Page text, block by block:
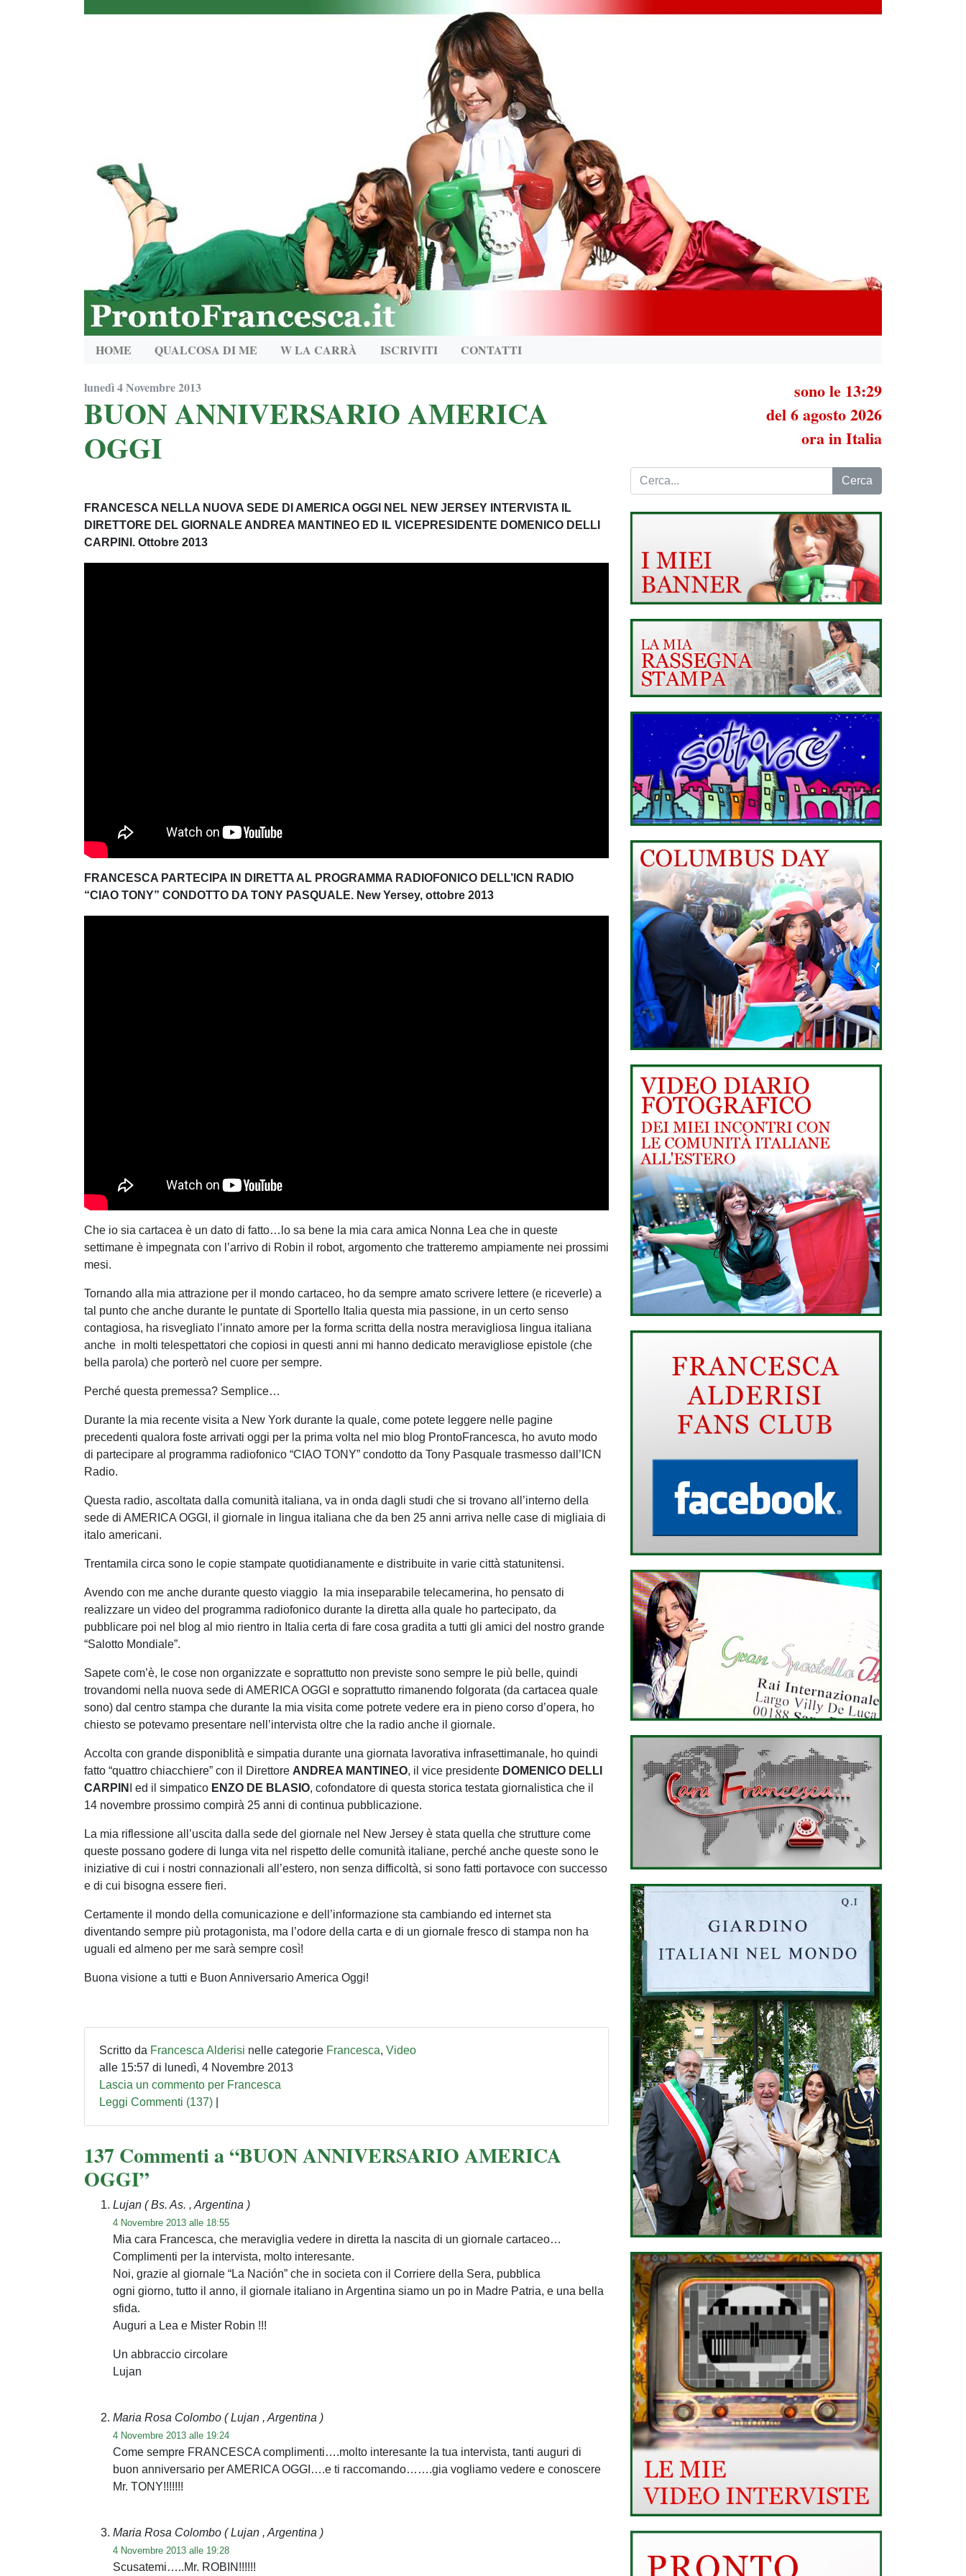
HOME QUALCOSA DI ME W LA CARRÀ ISCRIVITI CONTATTI
lunedì 4 Novembre 2013
BUON ANNIVERSARIO AMERICA
OGGI
FRANCESCA NELLA NUOVA SEDE DI AMERICA OGGI NEL NEW JERSEY INTERVISTA IL
DIRETTORE DEL GIORNALE ANDREA MANTINEO ED IL VICEPRESIDENTE DOMENICO DELLI
CARPINI . Ottobre 2013
FRANCESCA PARTECIPA IN DIRETTA AL PROGRAMMA RADIOFONICO DELL’ICN RADIO
“CIAO TONY” CONDOTTO DA TONY PASQUALE. New Yersey, ottobre 2013
Che io sia cartacea è un dato di fatto…lo sa bene la mia cara amica Nonna Lea che in queste
settimane è impegnata con l’arrivo di Robin il robot, argomento che tratteremo ampiamente nei prossimi
mesi.
Tornando alla mia attrazione per il mondo cartaceo, ho da sempre amato scrivere lettere (e riceverle) a
tal punto che anche durante le puntate di Sportello Italia questa mia passione, in un certo senso
contagiosa, ha risvegliato l’innato amore per la forma scritta della nostra meravigliosa lingua italiana
anche in molti telespettatori che copiosi in questi anni mi hanno dedicato meravigliose epistole (che
bella parola) che porterò nel cuore per sempre.
Perché questa premessa? Semplice…
Durante la mia recente visita a New York durante la quale, come potete leggere nelle pagine
precedenti qualora foste arrivati oggi per la prima volta nel mio blog ProntoFrancesca, ho avuto modo
di partecipare al programma radiofonico “CIAO TONY” condotto da Tony Pasquale trasmesso dall’ICN
Radio.
Questa radio, ascoltata dalla comunità italiana, va in onda dagli studi che si trovano all’interno della
sede di AMERICA OGGI, il giornale in lingua italiana che da ben 25 anni arriva nelle case di migliaia di
italo americani.
Trentamila circa sono le copie stampate quotidianamente e distribuite in varie città statunitensi.
Avendo con me anche durante questo viaggio la mia inseparabile telecamerina, ho pensato di
realizzare un video del programma radiofonico durante la diretta alla quale ho partecipato, da
pubblicare poi nel blog al mio rientro in Italia certa di fare cosa gradita a tutti gli amici del nostro grande
“Salotto Mondiale”.
Sapete com’è, le cose non organizzate e soprattutto non previste sono sempre le più belle, quindi
trovandomi nella nuova sede di AMERICA OGGI e soprattutto rimanendo folgorata (da cartacea quale
sono) dal centro stampa che durante la mia visita come potrete vedere era in pieno corso d’opera, ho
chiesto se potevamo presentare nell’intervista oltre che la radio anche il giornale.
Accolta con grande disponiblità e simpatia durante una giornata lavorativa infrasettimanale, ho quindi
fatto “quattro chiacchiere” con il Direttore ANDREA MANTINEO, il vice presidente DOMENICO DELLI
CARPIN
I ed il simpatico ENZO DE BLASIO, cofondatore di questa storica testata giornalistica che il
14 novembre prossimo compirà 25 anni di continua pubblicazione.
La mia riflessione all’uscita dalla sede del giornale nel New Jersey è stata quella che strutture come
queste possano godere di lunga vita nel rispetto delle comunità italiane, perché anche queste sono le
iniziative di cui i nostri connazionali all’estero, non senza difficoltà, si sono fatti portavoce con successo
e di cui bisogna essere fieri.
Certamente il mondo della comunicazione e dell’informazione sta cambiando ed internet sta
diventando sempre più protagonista, ma l’odore della carta e di un giornale fresco di stampa non ha
uguali ed almeno per me sarà sempre così!
Buona visione a tutti e Buon Anniversario America Oggi!
Scritto da Francesca Alderisi nelle categorie Francesca, Video
alle 15:57 di lunedì, 4 Novembre 2013
Lascia un commento per Francesca
Leggi Commenti (137)
137 Commenti a “BUON ANNIVERSARIO AMERICA
OGGI”
Lujan ( Bs. As. , Argentina )
4 Novembre 2013 alle 18:55
Mia cara Francesca, che meraviglia vedere in diretta la nascita di un giornale cartaceo…
Complimenti per la intervista, molto interesante.
Noi, grazie al giornale “La Nación” che in societa con il Corriere della Sera, pubblica
ogni giorno, tutto il anno, il giornale italiano in Argentina siamo un po in Madre Patria, e una bella
sfida.
Auguri a Lea e Mister Robin !!!
Un abbraccio circolare
Lujan
Maria Rosa Colombo ( Lujan , Argentina )
4 Novembre 2013 alle 19:24
Come sempre FRANCESCA complimenti….molto interesante la tua intervista, tanti auguri di
buon anniversario per AMERICA OGGI….e ti raccomando…….gia vogliamo vedere e conoscere
Mr. TONY!!!!!!!
Maria Rosa Colombo ( Lujan , Argentina )
4 Novembre 2013 alle 19:28
Scusatemi…..Mr. ROBIN!!!!!!
sono le 13:29
del 6 agosto 2026
ora in Italia